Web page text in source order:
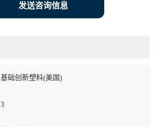
发送咨询信息
基础创新塑料(美国)
3